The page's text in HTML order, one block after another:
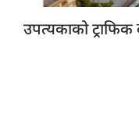
उपत्यकाको ट्राफिक